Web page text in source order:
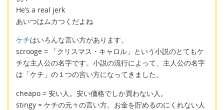
He’s a real jerk
あいつはムカつくだよね
ケチはいろんな言い方があります。
scrooge = 「クリスマス・キャロル」という小説のとてもケ
チな主人公の名字です。小説の流行によって、主人公の名字
は「ケチ」の１つの言い方になってきました。
cheapo = 安い人。安い価格でしか買わない人。
stingy = ケチの元々の言い方。お金を貯めるのにくれない人